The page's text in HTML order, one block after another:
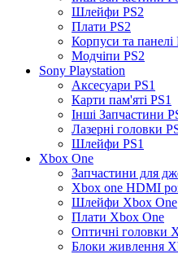
Шлейфи PS2
Плати PS2
Корпуси та панелі
Модчіпи PS2
Sony Playstation
Аксесуари PS1
Карти пам'яті PS1
Інші Запчастини
Лазерні головки
Шлейфи PS1
Xbox One
Запчастини для
Xbox one HDMI
Шлейфи Xbox One
Плати Xbox One
Оптичні головки
Блоки живлення